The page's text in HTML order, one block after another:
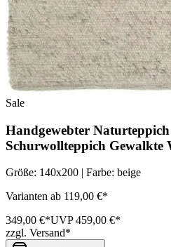
Sale
Handgewebter
Schurwollteppich Gewalkte
Größe: 140x200 | Farbe: beige
Varianten ab 119,00 €*
349,00 €*UVP 459,00 €*
zzgl. Versand*